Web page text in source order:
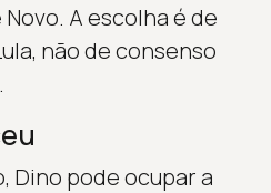
A escolha é de
não de consenso
Dino pode ocupar a